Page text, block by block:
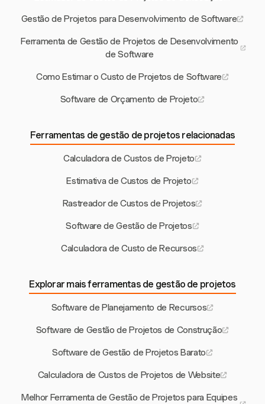
Gestão de Projetos para Desenvolvimento de Software
Ferramenta de Gestão de Projetos de Desenvolvimento
de Software
Como Estimar o Custo de Projetos de Software
Software de Orçamento de Projeto
Ferramentas de gestão de projetos relacionadas
Calculadora de Custos de Projeto
Estimativa de Custos de Projeto
Rastreador de Custos de Projetos
Software de Gestão de Projetos
Calculadora de Custo de Recursos
Explorar mais ferramentas de gestão de projetos
Software de Planejamento de Recursos
Software de Gestão de Projetos de Construção
Software de Gestão de Projetos Barato
Calculadora de Custos de Projetos de Website
Melhor Ferramenta de Gestão de Projetos para Equipes